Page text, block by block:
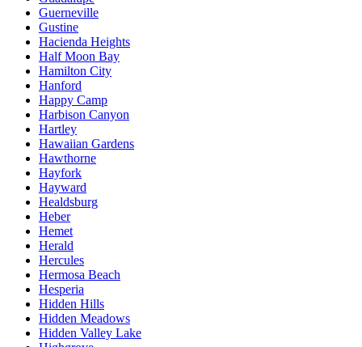
Guerneville
Gustine
Hacienda Heights
Half Moon Bay
Hamilton City
Hanford
Happy Camp
Harbison Canyon
Hartley
Hawaiian Gardens
Hawthorne
Hayfork
Hayward
Healdsburg
Heber
Hemet
Herald
Hercules
Hermosa Beach
Hesperia
Hidden Hills
Hidden Meadows
Hidden Valley Lake